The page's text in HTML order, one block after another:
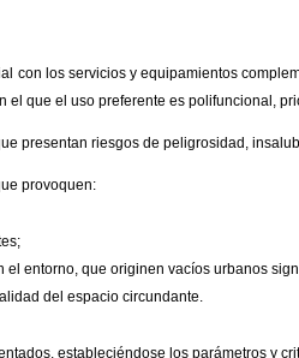
con los servicios y equipamientos
el que el uso preferente es polifuncional,
presentan riesgos de peligrosidad,
provoquen:
el entorno, que originen vacíos urbanos
del espacio circundante.
estableciéndose los parámetros y